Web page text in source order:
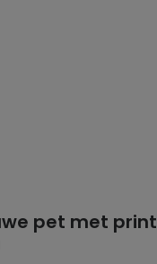
pet met print